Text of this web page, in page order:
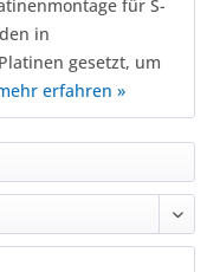
für S-
in
gesetzt, um
erfahren »